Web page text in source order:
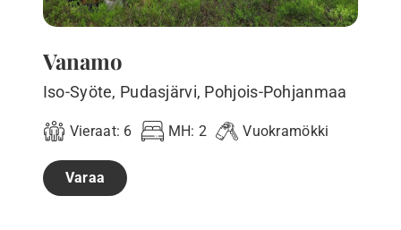
Vanamo
Iso-Syöte, Pudasjärvi, Pohjois-Pohjanmaa
Vieraat: 6 MH: 2 Vuokramökki
Varaa